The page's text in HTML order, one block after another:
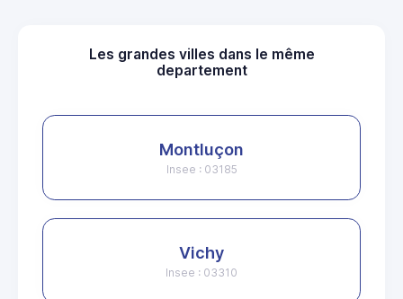
Les grandes villes dans le même
departement
Montluçon
Insee : 03185
Vichy
Insee : 03310